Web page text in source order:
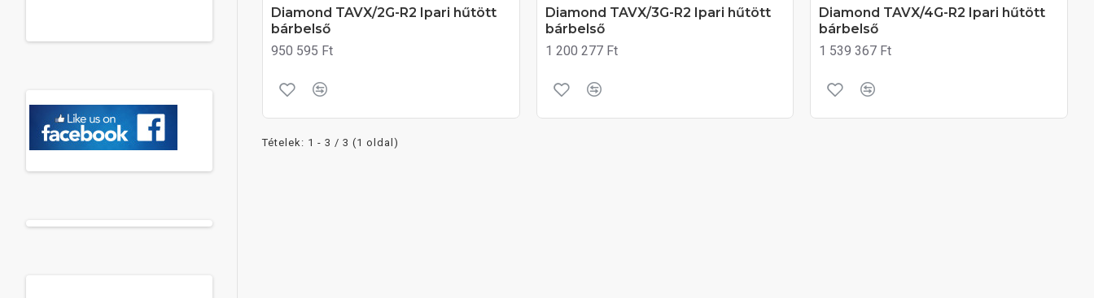
Diamond TAVX/2G-R2 Ipari hűtött
bárbelső
950 595 Ft
Diamond TAVX/3G-R2 Ipari hűtött
bárbelső
1 200 277 Ft
Diamond TAVX/4G-R2 Ipari hűtött
bárbelső
1 539 367 Ft
Tételek: 1 - 3 / 3 (1 oldal)